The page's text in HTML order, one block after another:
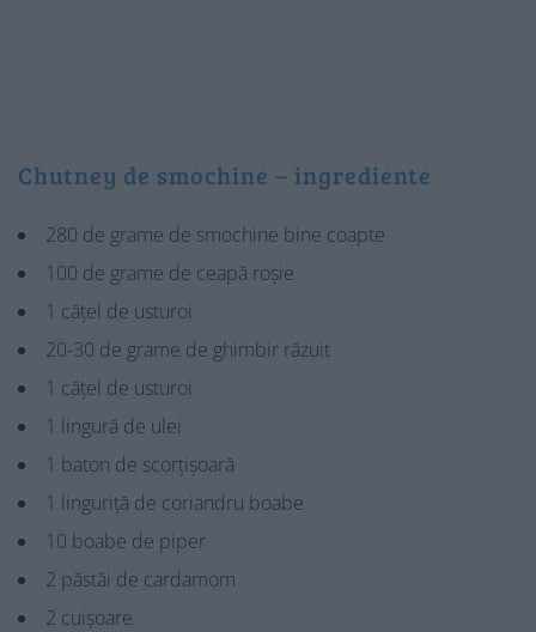
Chutney de smochine – ingrediente
280 de grame de smochine bine coapte
100 de grame de ceapă roșie
1 cățel de usturoi
20-30 de grame de ghimbir răzuit
1 cățel de usturoi
1 lingură de ulei
1 baton de scorțișoară
1 linguriță de coriandru boabe
10 boabe de piper
2 păstăi de cardamom
2 cuișoare